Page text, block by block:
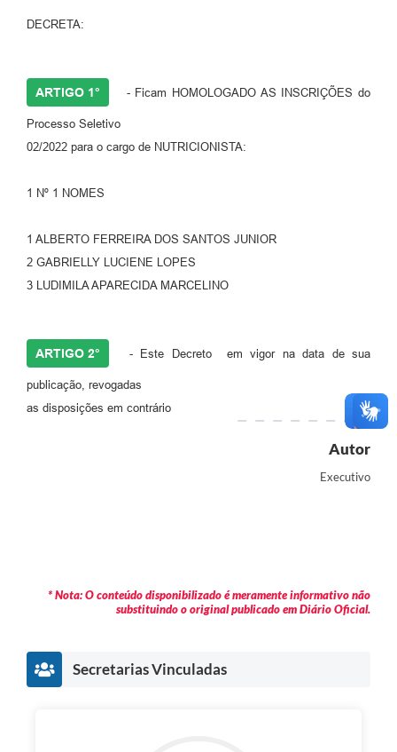
DECRETA:
ARTIGO 1° - Ficam HOMOLOGADO AS INSCRIÇÕES do
Processo Seletivo
02/2022 para o cargo de NUTRICIONISTA:
1 Nº 1 NOMES
1 ALBERTO FERREIRA DOS SANTOS JUNIOR
2 GABRIELLY LUCIENE LOPES
3 LUDIMILA APARECIDA MARCELINO
ARTIGO 2° - Este Decreto em vigor na data de sua
publicação, revogadas
as disposições em contrário
Autor
Executivo
* Nota: O conteúdo disponibilizado é meramente informativo não
substituindo o original publicado em Diário Oficial.
Secretarias Vinculadas